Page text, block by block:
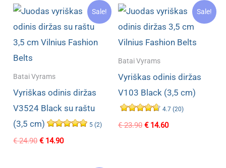
Sale!
Batai Vyrams
Vyriškas odinis diržas
V3524 Black su raštu
(3,5 cm)
5 (2)
€24.90 Original
€14.90Current
Sale!
Batai Vyrams
Vyriškas odinis diržas
V103 Black (3,5 cm)
4.7 (20)
€23.90 Original
€14.60Current